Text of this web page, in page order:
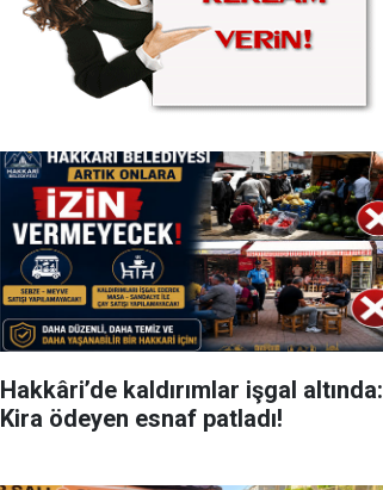
Hakkâri’de kaldırımlar işgal altında:
Kira ödeyen esnaf patladı!